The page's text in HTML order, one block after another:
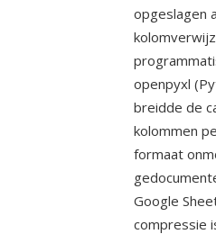
opgeslagen
openpyxl
breidde de
kolommen
formaat
Google
compressie